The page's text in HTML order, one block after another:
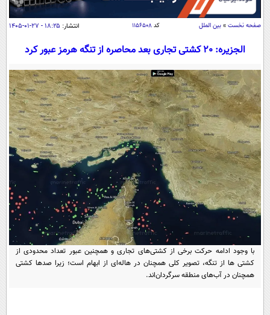
اقتصاد
جامعه
حوادث
سلامت
یک برش دانایی
محیط زیست
سفر و تفریح
بین الملل
سیاست خارجی
فرهنگ و هنر
علم و دانش
فناوری و It
اخبار کریپتو
قرآن
سرگرمی
باشگاه مغز
مجله تصویری سلاح
فیلم
اقتصاد
ورزش
سیاست
عصر ایران 2
خواندنی ها و دیدنی ها
داستان کوتاه
آموزش زبان
صفحه نخست » بین الملل کد۱۱۵۶۵۰۸ انتشار: ۱۸:۲۵ - ۲۷-۰۱-۱۴۰۵
الجزیره: 20 کشتی تجاری بعد محاصره از تنگه هرمز عبور کرد
با وجود ادامه حرکت برخی از کشتی‌های تجاری و همچنین عبور تعداد محدودی از
کشتی ها از تنگه، تصویر کلی همچنان در هاله‌ای از ابهام است؛ زیرا صدها کشتی
همچنان در آب‌های منطقه سرگردان‌اند.